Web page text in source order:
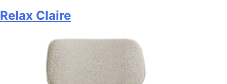
Relax Claire